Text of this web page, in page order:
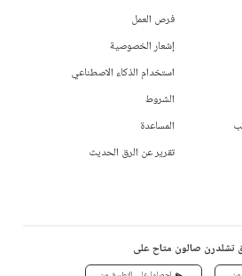
فرص العمل
إشعار الخصوصية
استخدام الذكاء الاصطناعي
الشروط
المساعدة
تقرير عن الرق الحديث
تشلدرن صالون متاح على